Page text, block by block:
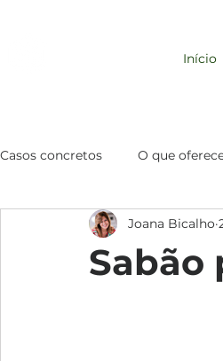
Início
Casos concretos O que
Comportamento de Consumo
Sabão
Joana Bicalho